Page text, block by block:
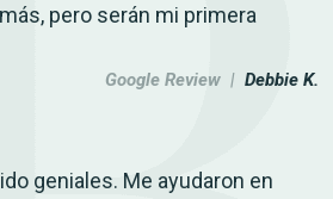
pero serán mi primera
Google Review | Debbie K.
geniales. Me ayudaron en